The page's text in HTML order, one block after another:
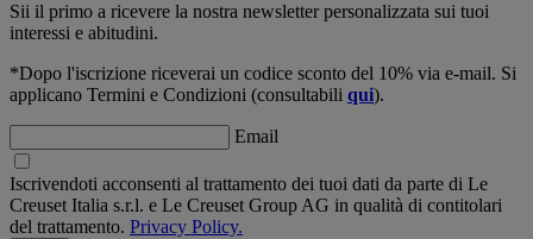
Sii il primo a ricevere la nostra newsletter personalizzata sui tuoi
interessi e abitudini.
*Dopo l'iscrizione riceverai un codice sconto del 10% via e-mail. Si
applicano Termini e Condizioni (consultabili qui).
Email
Iscrivendoti acconsenti al trattamento dei tuoi dati da parte di Le
Creuset Italia s.r.l. e Le Creuset Group AG in qualità di contitolari
del trattamento. Privacy Policy.